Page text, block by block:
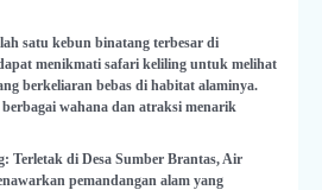
satu kebun binatang terbesar di
menikmati safari keliling untuk melihat
berkeliaran bebas di habitat alaminya.
wahana dan atraksi menarik
Terletak di Desa Sumber Brantas, Air
pemandangan alam yang